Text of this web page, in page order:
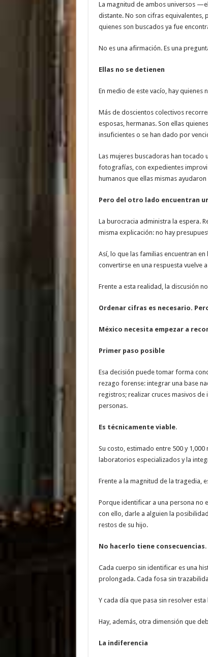
La magnitud de ambos universos
distante. No son cifras equivalentes,
quienes son buscados ya fue
No es una afirmación. Es una
Ellas no se detienen
En medio de este vacío, hay quienes
Más de doscientos colectivos
esposas, hermanas. Son ellas
insuficientes o se han dado por
Las mujeres buscadoras han tocado
fotografías, con expedientes
humanos que ellas mismas
Pero del otro lado encuentran
La burocracia administra la espera.
misma explicación: no hay
Así, lo que las familias encuentran
convertirse en una respuesta vuelve
Frente a esta realidad, la discusión
Ordenar cifras es necesario.
México necesita empezar a
Primer paso posible
Esa decisión puede tomar forma
rezago forense: integrar una base
registros; realizar cruces masivos
personas.
Es técnicamente viable.
Su costo, estimado entre 500 y
laboratorios especializados y la
Frente a la magnitud de la tragedia,
Porque identificar a una persona no
con ello, darle a alguien la
restos de su hijo.
No hacerlo tiene consecuencias.
Cada cuerpo sin identificar es una
prolongada. Cada fosa sin
Y cada día que pasa sin resolver
Hay, además, otra dimensión que
La indiferencia